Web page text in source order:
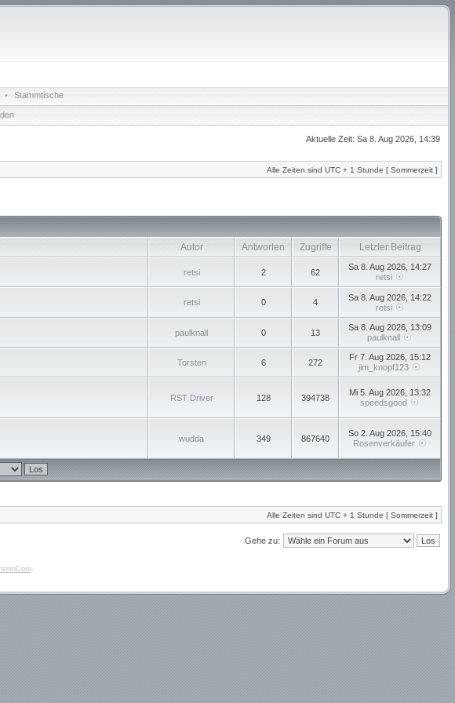
• Stammtische
Aktuelle Zeit: Sa 8. Aug 2026, 14:39
Alle Zeiten sind UTC + 1 Stunde [ Sommerzeit ]
Autor Antworten Zugriffe
Letzter Beitrag
retsi 2 62
Sa 8. Aug 2026, 14:27
retsi
retsi 0 4
Sa 8. Aug 2026, 14:22
retsi
paulknall 0 13
Sa 8. Aug 2026, 13:09
paulknall
Torsten 6 272
Fr 7. Aug 2026, 15:12
jim_knopf123
RST Driver 128 394738
Mi 5. Aug 2026, 13:32
speedsgood
wudda 349 867640
So 2. Aug 2026, 15:40
Rosenverkäufer
Alle Zeiten sind UTC + 1 Stunde [ Sommerzeit ]
Gehe zu:
.